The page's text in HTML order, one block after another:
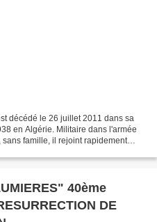
décédé le 26 juillet 2011 dans sa
en Algérie. Militaire dans l'armée
famille, il rejoint rapidement
40ème
DE